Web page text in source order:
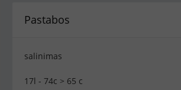
Pastabos
salinimas
17l - 74c > 65 c